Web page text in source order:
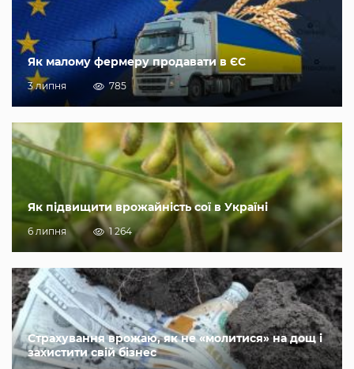
Як малому фермеру продавати в ЄС
3 липня 785
Як підвищити врожайність сої в Україні
6 липня 1 264
Страхування врожаю, як не «молитися» на дощ і
захистити свій бізнес